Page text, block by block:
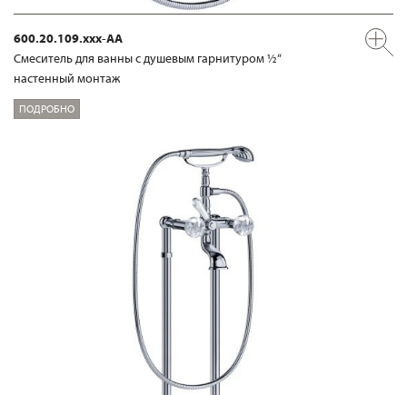
600.20.109.xxx-AA
Смеситель для ванны с душевым гарнитуром ½“
настенный монтаж
ПОДРОБНО